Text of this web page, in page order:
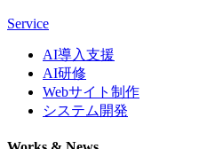
Service
AI導入支援
AI研修
Webサイト制作
システム開発